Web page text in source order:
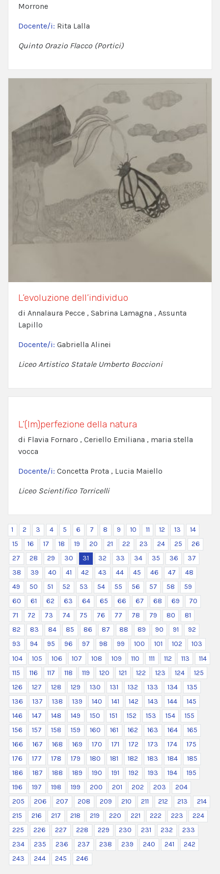
Morrone
Docente/i: Rita Lalla
Quinto Orazio Flacco (Portici)
L’evoluzione dell’individuo
di Annalaura Pecce , Sabrina Lamagna , Assunta
Lapillo
Docente/i: Gabriella Alinei
Liceo Artistico Statale Umberto Boccioni
L’(Im)perfezione della natura
di Flavia Fornaro , Ceriello Emiliana , maria stella
vocca
Docente/i: Concetta Prota , Lucia Maiello
Liceo Scientifico Torricelli
1 2 3 4 5 6 7 8 9 10 11 12 13
14
15
16 17 18 19 20 21 22 23 24 25
26
27
28 29 30 31 32 33 34 35 36
37
38
39 40 41 42 43 44 45 46 47
48
49
50 51 52 53 54 55 56 57 58
59
60
61 62 63 64 65 66 67 68 69
70
71
72 73 74 75 76 77 78 79 80
81
82
83 84 85 86 87 88 89 90 91
92
93
94 95 96 97 98 99 100 101 102
103
104
105 106 107 108 109 110 111 112 113
114
115
116 117 118 119 120 121 122 123 124
125
126
127 128 129 130 131 132 133 134
135
136
137 138 139 140 141 142 143 144
145
146
147 148 149 150 151 152 153 154
155
156
157 158 159 160 161 162 163 164
165
166
167 168 169 170 171 172 173 174
175
176
177 178 179 180 181 182 183 184
185
186
187 188 189 190 191 192 193 194
195
196
197 198 199 200 201 202 203
204
205
206 207 208 209 210 211 212 213
214
215
216 217 218 219 220 221 222 223
224
225
226 227 228 229 230 231 232
233
234
235 236 237 238 239 240 241
242
243
244 245 246